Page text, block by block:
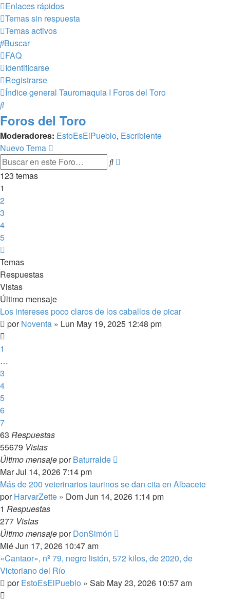
Enlaces rápidos
Temas sin respuesta
Temas activos
Buscar
FAQ
Identificarse
Registrarse
Índice general Tauromaquia I Foros del Toro
Buscar
Foros del Toro
Moderadores: EstoEsElPueblo, Escribiente
Nuevo Tema
Buscar
123 temas
1
2
3
4
5
Temas
Respuestas
Vistas
Último mensaje
Los intereses poco claros de los caballos de picar
porNoventa » Lun May 19, 2025 12:48 pm
1
…
3
4
5
6
7
63 Respuestas
55679 Vistas
Último mensajeporBaturralde
Mar Jul 14, 2026 7:14 pm
Más de 200 veterinarios taurinos se dan cita en Albacete
porHarvarZette » Dom Jun 14, 2026 1:14 pm
1 Respuestas
277 Vistas
Último mensajeporDonSimón
Mié Jun 17, 2026 10:47 am
«Cantaor», nº 79, negro listón, 572 kilos, de 2020, de
Victoriano del Río
porEstoEsElPueblo » Sab May 23, 2026 10:57 am